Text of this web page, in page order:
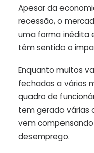
Apesar da
recessão, o
uma forma inédita
têm sentido o
Enquanto muitos
fechadas a vários
quadro de
tem gerado várias
vem
desemprego.